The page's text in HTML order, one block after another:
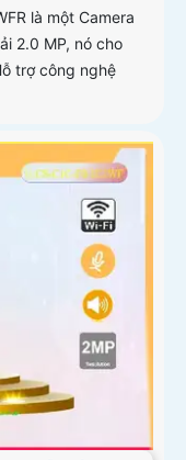
là một Camera
2.0 MP, nó cho
trợ công nghệ